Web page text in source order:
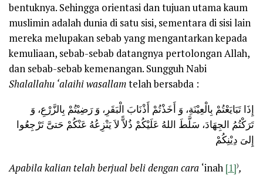
bentuknya. Sehingga orientasi dan tujuan utama kaum
muslimin adalah dunia di satu sisi, sementara di sisi lain
mereka melupakan sebab yang mengantarkan kepada
kemuliaan, sebab-sebab datangnya pertolongan Allah,
dan sebab-sebab kemenangan. Sungguh Nabi
Shalallahu ‘alaihi wasallamtelah bersabda :
إِذَا تَبَايَعْتُمْ بِالْعِيْنَةِ، وَ أَخَذْتُمْ أَذْنَابَ الْبَقَرِ، وَ رَضِيْتُمْ بِالزَّرْعِ، وَ
تَرَكْتُمُ الجِهَادَ، سَلَّطَ اللهُ عَلَيْكُمْ ذُلاًّ لاَ يَنْزِعُهُ عَنْكُمْ حَتىَّ تَرْجِعُوا
إِلىَ دِيْنِكُمْ
Apabila kalian telah berjual beli dengan cara ‘inah [1]),